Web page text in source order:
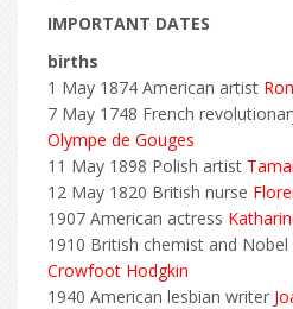
IMPORTANT DATES
births
1 May 1874 American artist
7 May 1748 French
Olympe de Gouges
11 May 1898 Polish artist
12 May 1820 British nurse
1907 American actress
1910 British chemist and Nobel
Crowfoot Hodgkin
1940 American lesbian writer